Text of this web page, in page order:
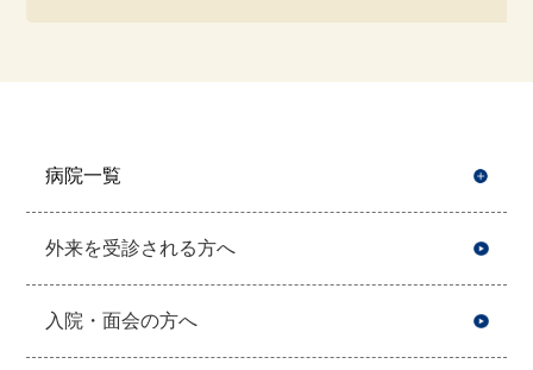
病院一覧
外来を受診される方へ
入院・面会の方へ